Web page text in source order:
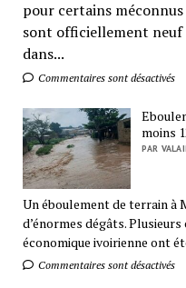
pour certains
sont officiellement
dans...
Commentaires sont désactivés
moins
PAR
Un éboulement de terrain à
d’énormes dégâts.
économique ivoirienne ont
Commentaires sont désactivés